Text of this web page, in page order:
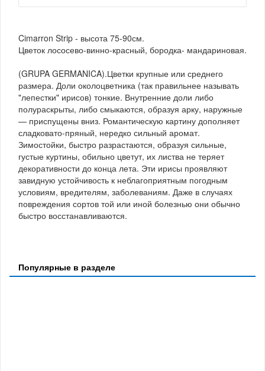
Cimarron Strip - высота 75-90см.
Цветок лососево-винно-красный, бородка- мандариновая.
(GRUPA GERMANICA).Цветки крупные или среднего
размера. Доли околоцветника (так правильнее называть
"лепестки" ирисов) тонкие. Внутренние доли либо
полураскрыты, либо смыкаются, образуя арку, наружные
— приспущены вниз. Романтическую картину дополняет
сладковато-пряный, нередко сильный аромат.
Зимостойки, быстро разрастаются, образуя сильные,
густые куртины, обильно цветут, их листва не теряет
декоративности до конца лета. Эти ирисы проявляют
завидную устойчивость к неблагоприятным погодным
условиям, вредителям, заболеваниям. Даже в случаях
повреждения сортов той или иной болезнью они обычно
быстро восстанавливаются.
Популярные в разделе